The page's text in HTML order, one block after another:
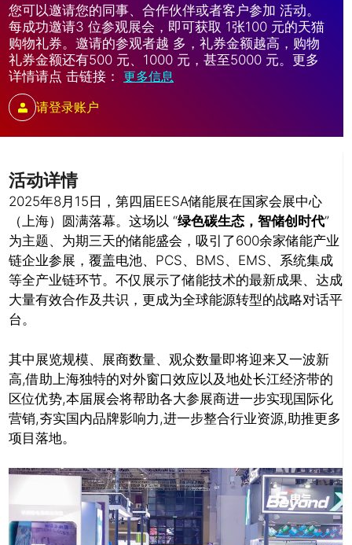
活动详情
2025年8月15日，第四届EESA储能展在国家会展中心
（上海）圆满落幕。这场以 “绿色碳生态，智储创时代”
为主题、为期三天的储能盛会，吸引了600余家储能产业
链企业参展，覆盖电池、PCS、BMS、EMS、系统集成
等全产业链环节。不仅展示了储能技术的最新成果、达成
大量有效合作及共识，更成为全球能源转型的战略对话平
台。
其中展览规模、展商数量、观众数量即将迎来又一波新
高,借助上海独特的对外窗口效应以及地处长江经济带的
区位优势,本届展会将帮助各大参展商进一步实现国际化
营销,夯实国内品牌影响力,进一步整合行业资源,助推更多
项目落地。
您可以邀请您的同事、合作伙伴或者客户参加 活动。
每成功邀请3 位参观展会，即可获取 1张100 元的天猫
购物礼券。邀请的参观者越 多，礼券金额越高，购物
礼券金额还有500 元、1000 元，甚至5000 元。更多
详情请点 击链接： 更多信息
请登录账户